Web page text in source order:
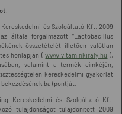
és Szolgáltató Kft. 2009
általa forgalmazott "Lactobacillus
összetételét illetően valótlan
honlapján (www.vitaminkiraly.hu ),
valamint a termék címkéjén,
kereskedelmi gyakorlat
ba) pontját.
Kereskedelmi és Szolgáltató Kft.
tulajdonságot tulajdonított 2009